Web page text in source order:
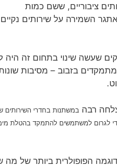
ציבוריים, ששם כמות
השמירה על שירותים נקיים
שעשה שינוי בתחום זה
בזבוב – מסיבות שונות
רבה במשתנות בחדרי
לגרום למשתמשים להתמקד בהטלת
הפופולרית ביותר של מה